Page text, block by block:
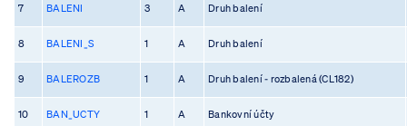
7 BALENI 3 A Druh balení
8 BALENI_S 1 A Druh balení
9 BALEROZB 1 A Druh balení - rozbalená (CL182)
10 BAN_UCTY 1 A Bankovní účty